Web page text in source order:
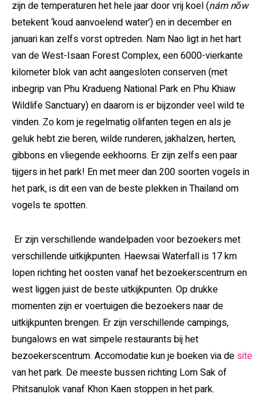
zijn de temperaturenhet hele jaar door vrij koel (nám nŏw
betekent ‘koud aanvoelend water’) en in december en
januari kan zelfs vorst optreden. Nam Nao ligt in het hart
van de West-Isaan Forest Complex, een 6000-vierkante
kilometer blok van acht aangesloten conserven (met
inbegrip van Phu Kradueng National Park en Phu Khiaw
Wildlife Sanctuary) en daarom is er bijzonder veel wild te
vinden. Zo kom je regelmatig olifanten tegen en als je
geluk hebt zie beren, wilde runderen, jakhalzen, herten,
gibbons en vliegende eekhoorns. Er zijn zelfs een paar
tijgers in het park! En met meer dan 200 soorten vogels in
het park, is dit een van de beste plekken in Thailand om
vogels te spotten.
Er zijn verschillende wandelpaden voor bezoekers met
verschillende uitkijkpunten. Haewsai Waterfall is 17 km
lopen richting het oosten vanaf het bezoekerscentrum en
west liggen juist de beste uitkijkpunten. Op drukke
momenten zijn er voertuigen die bezoekers naar de
uitkijkpunten brengen. Er zijn verschillende campings,
bungalows en wat simpele restaurants bij het
bezoekerscentrum. Accomodatie kun je boeken via de site
van het park. De meeste bussen richting Lom Sak of
Phitsanulok vanaf Khon Kaen stoppen in het park.